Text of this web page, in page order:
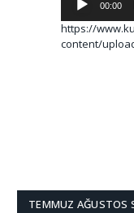
00:00
https://
content/
TEMMUZ AĞUSTOS